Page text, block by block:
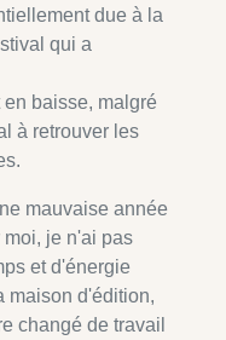
due à la
qui a
baisse, malgré
à retrouver les
mauvaise année
moi, je n'ai pas
et d'énergie
maison d'édition,
changé de travail